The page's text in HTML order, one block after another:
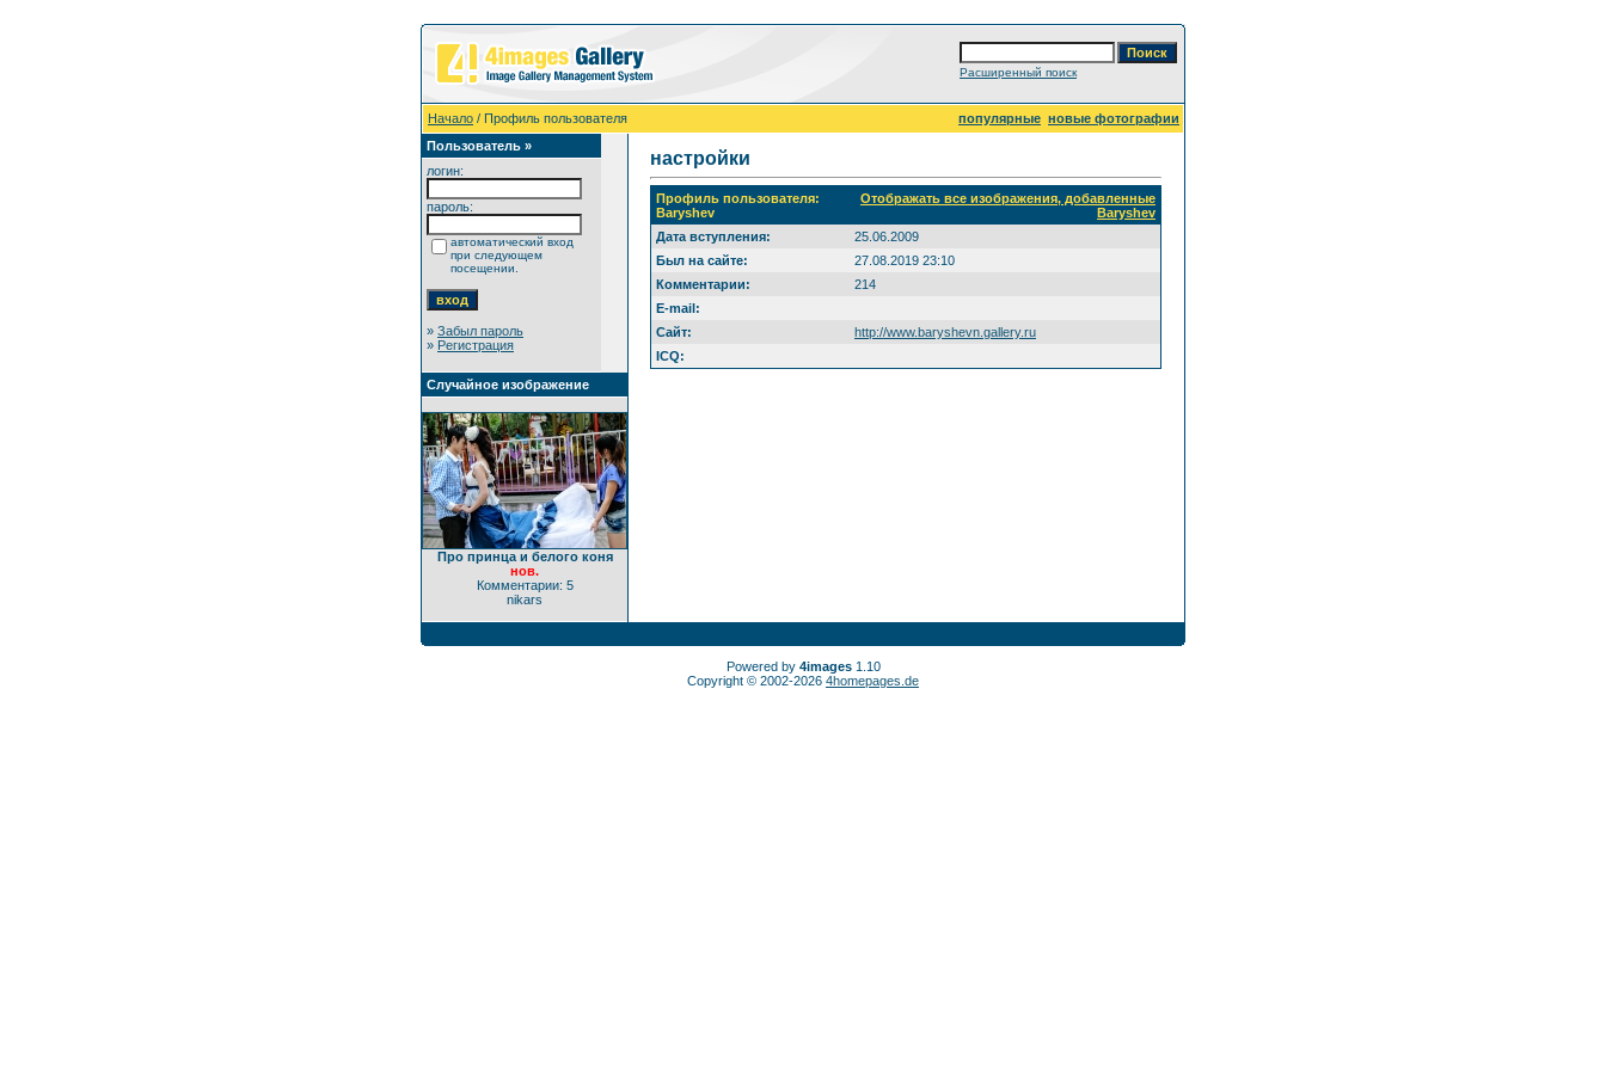
Расширенный поиск
Начало / Профиль пользователя популярные новые фотографии
Пользователь »
логин:
пароль:
автоматический вход
при следующем
посещении.
» Забыл пароль
» Регистрация
Случайное изображение
Про принца и белого коня
нов.
Комментарии: 5
nikars
настройки
Профиль пользователя:
Baryshev
Отображать все изображения, добавленные
Baryshev
Дата вступления:
25.06.2009
Был на сайте:
27.08.2019 23:10
Комментарии:
214
E-mail:
Сайт:
http://www.baryshevn.gallery.ru
ICQ:
Powered by 4images1.10
Copyright © 2002-2026 4homepages.de